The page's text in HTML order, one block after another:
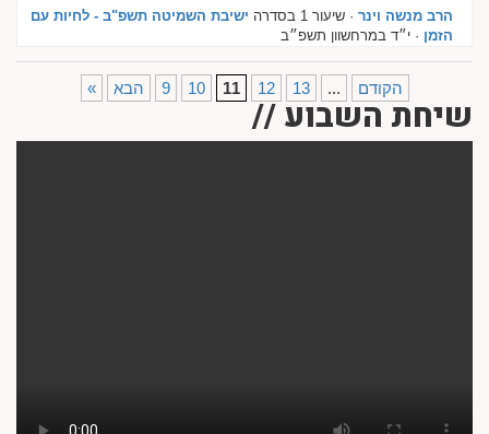
הרב מנשה וינר · שיעור 1 בסדרה
ישיבת השמיטה תשפ"ב - לחיות עם
הזמן · י״ד במרחשוון תשפ״ב
« הקודם ...
9 10 11 12 13 הבא
שיחת השבוע //